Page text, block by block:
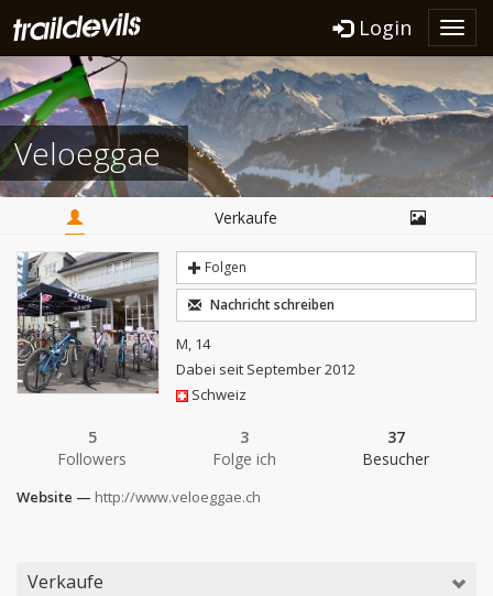
Login
Veloeggae
Verkaufe
Folgen
Nachricht schreiben
M, 14
Dabei seit September 2012
Schweiz
5
Followers
3
Folge ich
37
Besucher
Website — http://www.veloeggae.ch
Verkaufe